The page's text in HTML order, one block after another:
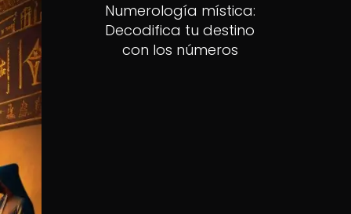
Numerología mística:
Decodifica tu destino
con los números